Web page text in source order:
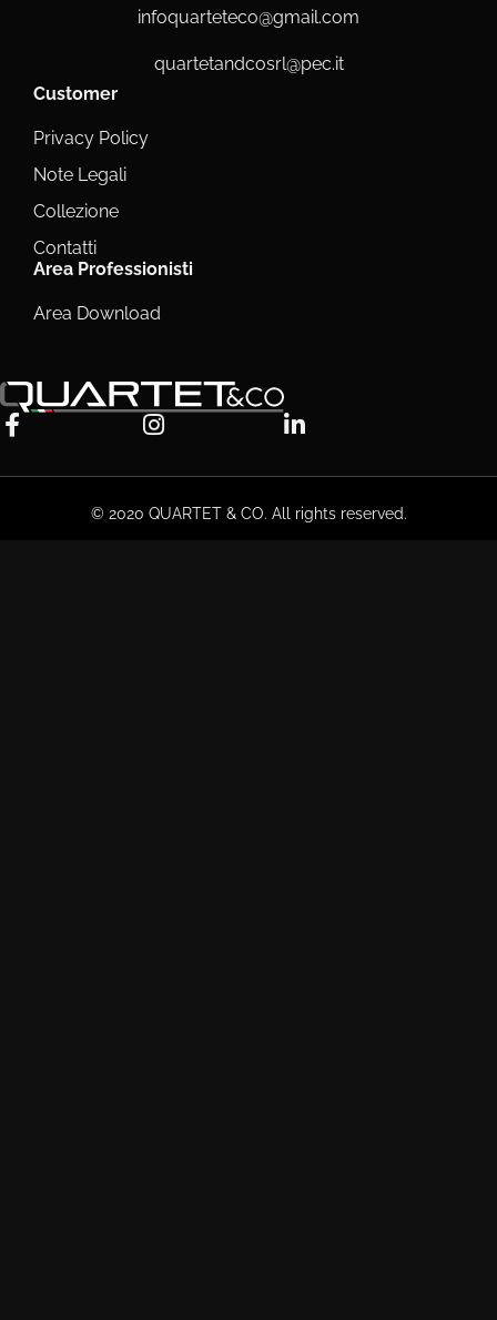
infoquarteteco@gmail.com
quartetandcosrl@pec.it
Customer
Privacy Policy
Note Legali
Collezione
Contatti
Area Professionisti
Area Download
© 2020 QUARTET & CO. All rights reserved.